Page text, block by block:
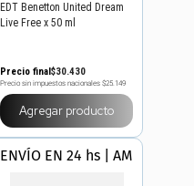
EDT Benetton United Dream
Live Free x 50 ml
Precio final$30.430
Precio sin impuestos nacionales $25.149
Agregar producto
ENVÍO EN 24 hs | AMBA